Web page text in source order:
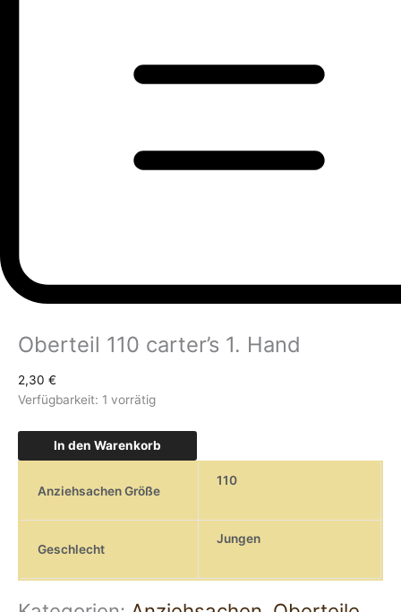
Oberteil 110 carter’s 1. Hand
2,30 €
Verfügbarkeit: 1 vorrätig
In den Warenkorb
Anziehsachen Größe
110
Geschlecht
Jungen